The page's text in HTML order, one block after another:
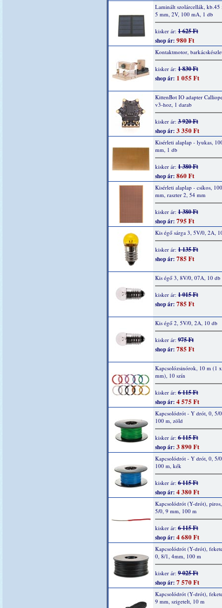
Laminált szolárcellák,
5 mm, 2V, 100 mA, 1 db
kisker ár: 1 625 Ft
shop ár: 980 Ft
Kontaktmotor,
kisker ár: 1 830 Ft
shop ár: 1 055 Ft
KittenBot IO adapter
v3-hoz, 1 darab
kisker ár: 3 920 Ft
shop ár: 3 350 Ft
Kisérleti alaplap - lyukas,
mm, 1 db
kisker ár: 1 380 Ft
shop ár: 860 Ft
Kisérleti alaplap - csíkos,
mm, raszter 2, 54 mm
kisker ár: 1 380 Ft
shop ár: 795 Ft
Kis égő sárga 3, 5V/0, 2A,
kisker ár: 1 135 Ft
shop ár: 785 Ft
Kis égő 3, 8V/0, 07A, 10 db
kisker ár: 1 015 Ft
shop ár: 785 Ft
Kis égő 2, 5V/0, 2A, 10 db
kisker ár: 975 Ft
shop ár: 785 Ft
Kapcsolózsinórok, 10 m (1
mm), 10 szín
kisker ár: 6 115 Ft
shop ár: 4 575 Ft
Kapcsolódrót - Y drót, 0, 5/
100 m, zöld
kisker ár: 6 115 Ft
shop ár: 3 890 Ft
Kapcsolódrót - Y drót, 0, 5/
100 m, kék
kisker ár: 6 115 Ft
shop ár: 4 380 Ft
Kapcsolódrót (Y-drót),
5/0, 9 mm, 100 m
kisker ár: 6 115 Ft
shop ár: 4 680 Ft
Kapcsolódrót (Y-drót),
0, 8/1, 4mm, 100 m
kisker ár: 9 025 Ft
shop ár: 7 570 Ft
Kapcsolódrót (Y-drót),
9 mm, szigetelt, 10 m